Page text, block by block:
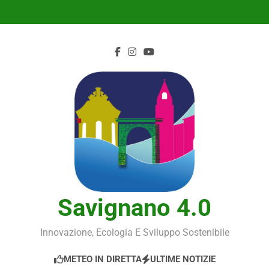
Savignano 4.0
Innovazione, Ecologia E Sviluppo Sostenibile
METEO IN DIRETTA ULTIME NOTIZIE